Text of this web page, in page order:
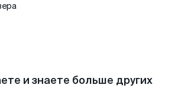
и знаете больше других